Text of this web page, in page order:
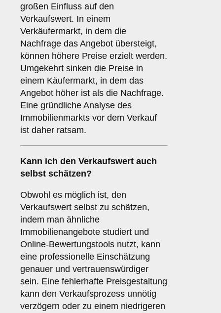
großen Einfluss auf den
Verkaufswert. In einem
Verkäufermarkt, in dem die
Nachfrage das Angebot übersteigt,
können höhere Preise erzielt werden.
Umgekehrt sinken die Preise in
einem Käufermarkt, in dem das
Angebot höher ist als die Nachfrage.
Eine gründliche Analyse des
Immobilienmarkts vor dem Verkauf
ist daher ratsam.
Kann ich den Verkaufswert auch
selbst schätzen?
Obwohl es möglich ist, den
Verkaufswert selbst zu schätzen,
indem man ähnliche
Immobilienangebote studiert und
Online-Bewertungstools nutzt, kann
eine professionelle Einschätzung
genauer und vertrauenswürdiger
sein. Eine fehlerhafte Preisgestaltung
kann den Verkaufsprozess unnötig
verzögern oder zu einem niedrigeren